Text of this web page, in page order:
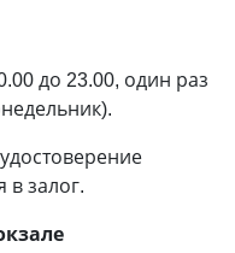
до 23.00, один раз
в залог.